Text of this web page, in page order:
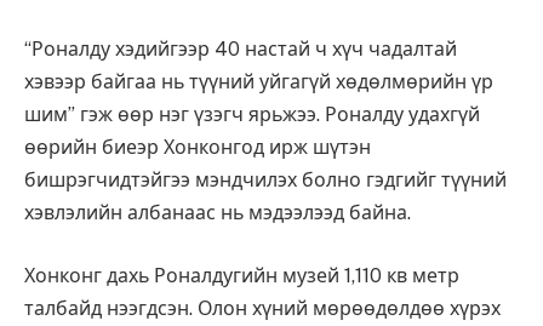
“Роналду хэдийгээр 40 настай ч хүч чадалтай
хэвээр байгаа нь түүний уйгагүй хөдөлмөрийн үр
шим” гэж өөр нэг үзэгч ярьжээ. Роналду удахгүй
өөрийн биеэр Хонконгод ирж шүтэн
бишрэгчидтэйгээ мэндчилэх болно гэдгийг түүний
хэвлэлийн албанаас нь мэдээлээд байна.
Хонконг дахь Роналдугийн музей 1,110 кв метр
талбайд нээгдсэн. Олон хүний мөрөөдөлдөө хүрэх